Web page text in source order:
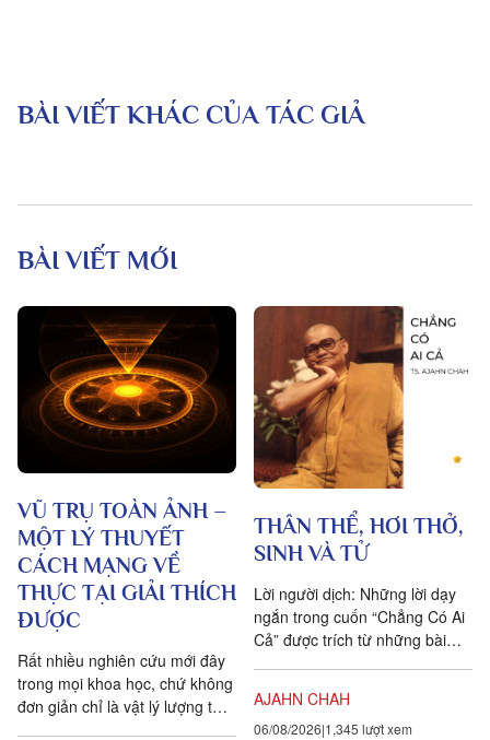
BÀI VIẾT KHÁC CỦA TÁC GIẢ
BÀI VIẾT MỚI
VŨ TRỤ TOÀN ẢNH –
MỘT LÝ THUYẾT
CÁCH MẠNG VỀ
THỰC TẠI GIẢI THÍCH
ĐƯỢC
Rất nhiều nghiên cứu mới đây
trong mọi khoa học, chứ không
đơn giản chỉ là vật lý lượng tử,
THÂN THỂ, HƠI THỞ,
SINH VÀ TỬ
Lời người dịch: Những lời dạy
ngắn trong cuốn “Chẳng Có Ai
Cả” được trích từ những bài
AJAHN CHAH
06/08/2026 1,345 lượt xem